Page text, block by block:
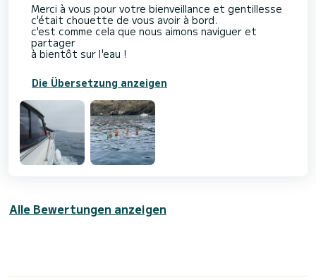
Merci à vous pour votre bienveillance et gentillesse
c'était chouette de vous avoir à bord.
c'est comme cela que nous aimons naviguer et
partager
à bientôt sur l'eau !
Die Übersetzung anzeigen
Alle Bewertungen anzeigen